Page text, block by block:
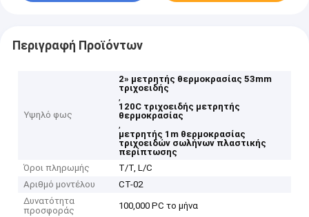
Περιγραφή Προϊόντων
Υψηλό φως
2» μετρητής θερμοκρασίας 53mm
τριχοειδής
,
120C τριχοειδής μετρητής
θερμοκρασίας
,
μετρητής 1m θερμοκρασίας
τριχοειδών σωλήνων πλαστικής
περίπτωσης
Όροι πληρωμής
T/T, L/C
Αριθμό μοντέλου
CT-02
Δυνατότητα
προσφοράς
100,000 PC το μήνα